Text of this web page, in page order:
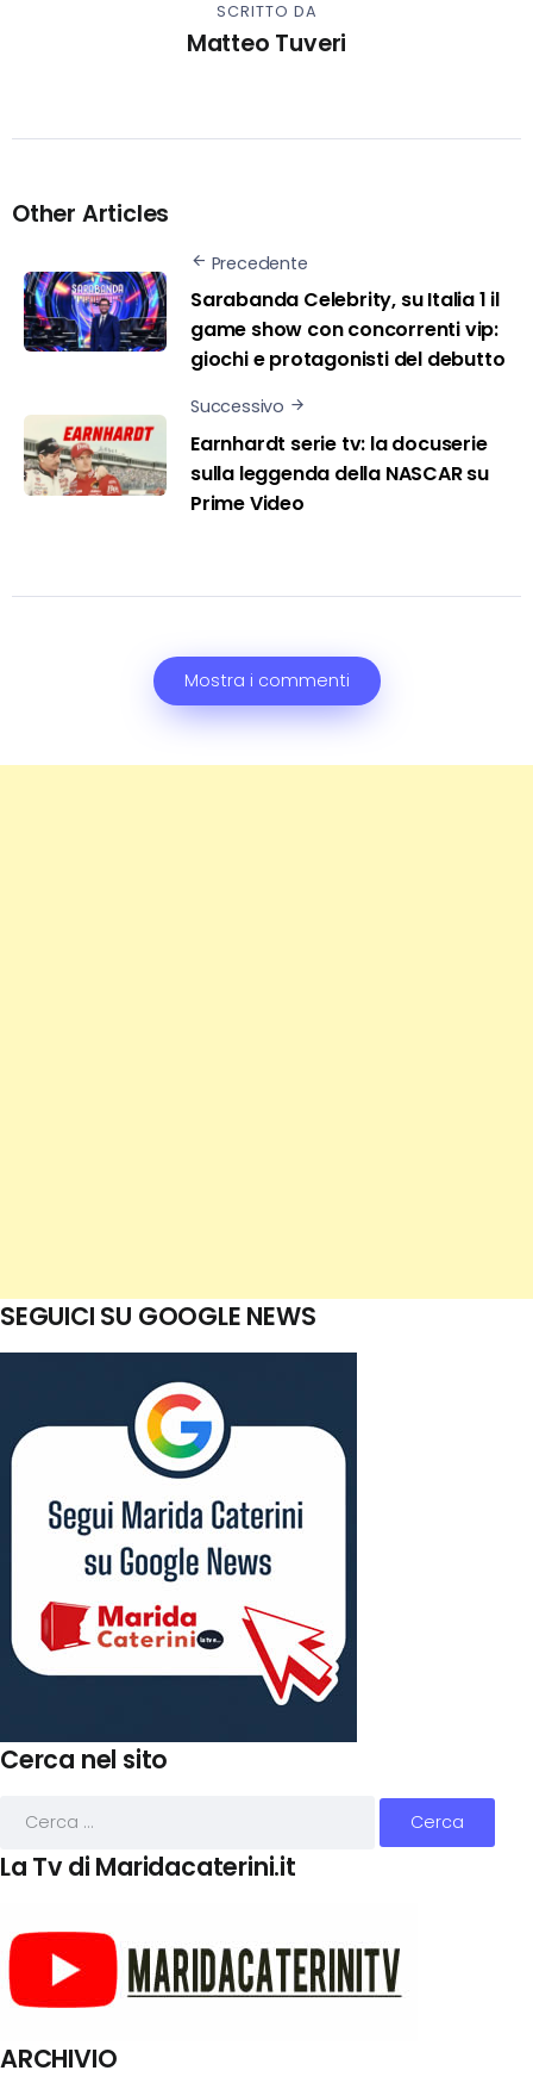
SCRITTO DA
Matteo Tuveri
Other Articles
Precedente
Sarabanda Celebrity, su Italia 1 il
game show con concorrenti vip:
giochi e protagonisti del debutto
Successivo
Earnhardt serie tv: la docuserie
sulla leggenda della NASCAR su
Prime Video
Mostra i commenti
SEGUICI SU GOOGLE NEWS
Cerca nel sito
La Tv di Maridacaterini.it
ARCHIVIO